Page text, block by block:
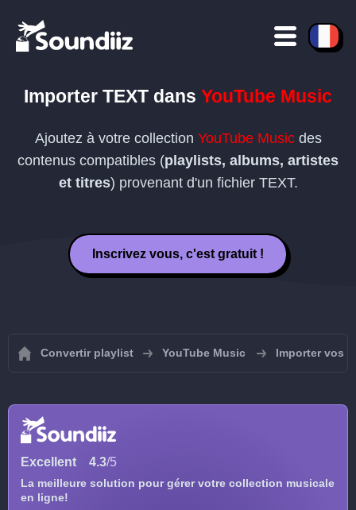
Importer TEXT dans YouTube Music
Ajoutez à votre collection YouTube Musicdes
contenus compatibles (playlists, albums, artistes
et titres) provenant d'un fichier TEXT.
Inscrivez vous, c'est gratuit !
Convertir playlist YouTube Music Importer vos
Excellent 4.3/5
La meilleure solution pour gérer votre collection musicale
en ligne!